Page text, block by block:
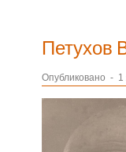
Петухов
Опубликовано - 1